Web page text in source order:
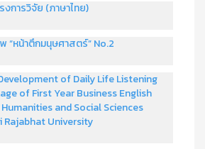
งการวิจัย (ภาษาไทย)
“หน้าตึกมนุษศาสตร์” No.2
of Daily Life Listening
of First Year Business English
and Social Sciences
Rajabhat University